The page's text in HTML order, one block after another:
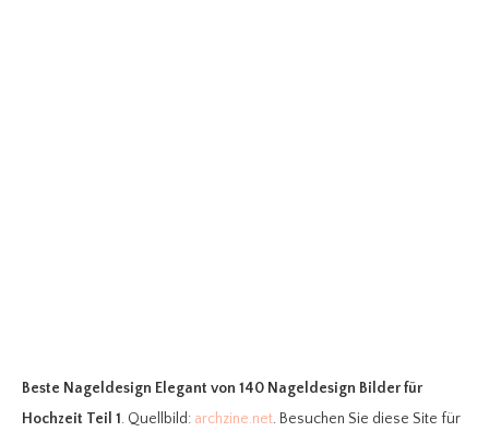
Beste Nageldesign Elegant von 140 Nageldesign Bilder für
Hochzeit Teil 1. Quellbild: archzine.net. Besuchen Sie diese Site für